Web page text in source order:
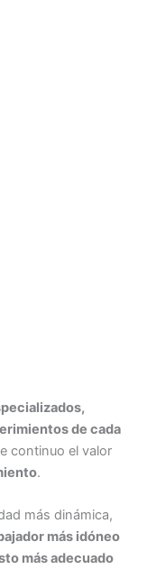
de cada
continuo el valor
.
más dinámica,
más idóneo
más adecuado